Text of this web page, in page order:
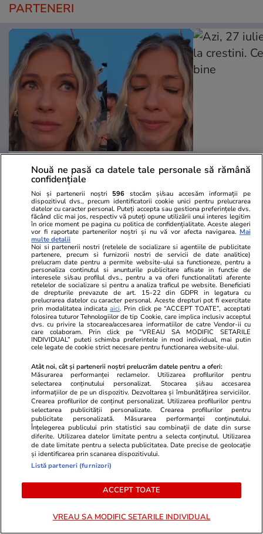
PARTENERI
Wowbiz.ro
Andreea Ibacka a izbucnit în
plâns! Ce a emoționat-o până la
lacrimi pe vedetă: „Nu-mi mai e
rușine să fiu vulnerabilă”
Redactia.ro
Azi, 27
crestini. Ce
POLITIC
Politică 25 iul.
Mutarea prin care AUR, S.O.S. și
POT au făcut front comun în
opoziție împotriva legii care
permite Armatei să doboare
dronele neautorizate. CCR a
tranșat definitiv disputa
Politică 25 iul.
Cum a apărut Mirabela
Grădinaru la întâlnirea cu
președinta Indiei, Droupadi
Motivul pentru care a ales o
rochie galbenă
Nouă ne pasă ca datele tale personale să rămână
confidențiale
Noi și partenerii noștri 596 stocăm și/sau accesăm informații pe
dispozitivul dvs., precum identificatorii cookie unici pentru prelucrarea
datelor cu caracter personal. Puteți accepta sau gestiona preferințele dvs.
făcând clic mai jos, respectiv vă puteți opune utilizării unui interes legitim
în orice moment pe pagina cu politica de confidențialitate. Aceste alegeri
vor fi raportate partenerilor noștri și nu vă vor afecta navigarea. Mai
multe detalii
Noi si partenerii nostri (retelele de socializare si agentiile de publicitate
partenere, precum si furnizorii nostri de servicii de date analitice)
prelucram date pentru a permite website-ului sa functioneze, pentru a
personaliza continutul si anunturile publicitare afisate in functie de
interesele si/sau profilul dvs., pentru a va oferi functionalitati aferente
retelelor de socializare si pentru a analiza traficul pe website. Beneficiati
de drepturile prevazute de art. 15-22 din GDPR in legatura cu
prelucrarea datelor cu caracter personal. Aceste drepturi pot fi exercitate
prin modalitatea indicataaici. Prin click pe “ACCEPT TOATE”, acceptati
folosirea tuturor Tehnologiilor de tip Cookie, care implica inclusiv acceptul
dvs. cu privire la stocarea/accesarea informatiilor de catre Vendor-ii cu
care colaboram. Prin click pe “VREAU SA MODIFIC SETARILE
INDIVIDUAL” puteti schimba preferintele in mod individual, mai putin
cele legate de cookie strict necesare pentru functionarea website-ului.
Atât noi, cât și partenerii noștri prelucrăm datele pentru a oferi:
Măsurarea performanței reclamelor. Utilizarea profilurilor pentru
selectarea conținutului personalizat. Stocarea și/sau accesarea
informațiilor de pe un dispozitiv. Dezvoltarea și îmbunătățirea serviciilor.
Crearea profilurilor de conținut personalizat. Utilizarea profilurilor pentru
selectarea publicității personalizate. Crearea profilurilor pentru
publicitate personalizată. Măsurarea performanței conținutului.
Înțelegerea publicului prin statistici sau combinații de date din surse
diferite. Utilizarea datelor limitate pentru a selecta conținutul. Utilizarea
de date limitate pentru a selecta publicitatea. Date precise de geolocație
și identificarea prin scanarea dispozitivului.
Listă parteneri (furnizori)
ACCEPT TOATE
VREAU SA MODIFIC SETARILE INDIVIDUAL